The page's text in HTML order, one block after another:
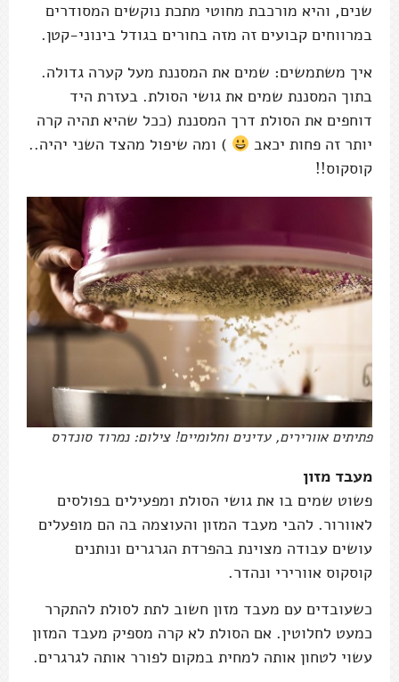
שנים, והיא מורכבת מחוטי מתכת נוקשים המסודרים
במרווחים קבועים זה מזה בחורים בגודל בינוני-קטן.
איך משתמשים: שמים את המסננת מעל קערה גדולה.
בתוך המסננת שמים את גושי הסולת. בעזרת היד
דוחפים את הסולת דרך המסננת (ככל שהיא תהיה קרה
יותר זה פחות יכאב
) ומה שיפול מהצד השני יהיה..
קוסקוס!!
פתיתים אוורירים, עדינים וחלומיים! צילום: נמרוד סונדרס
מעבד מזון
פשוט שמים בו את גושי הסולת ומפעילים בפולסים
לאוורור. להבי מעבד המזון והעוצמה בה הם מופעלים
עושים עבודה מצוינת בהפרדת הגרגרים ונותנים
קוסקוס אוורירי ונהדר.
כשעובדים עם מעבד מזון חשוב לתת לסולת להתקרר
כמעט לחלוטין. אם הסולת לא קרה מספיק מעבד המזון
עשוי לטחון אותה למחית במקום לפורר אותה לגרגרים.